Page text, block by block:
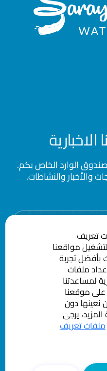
الوارد الخاص بكم.
والأخبار والنشاطات.
الشروط و الاحكام
ش.م.ع. جميع الحقوق
تعريف
لتشغيل مواقعنا
بأفضل تجربة
ملفات
لمساعدتنا
موقعنا
نعينها دون
يرجى
ملفات تعريف